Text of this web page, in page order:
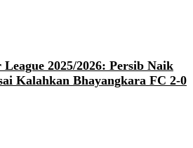
League 2025/2026: Persib Naik
Kalahkan Bhayangkara FC 2-0